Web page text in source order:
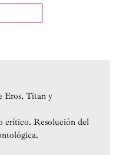
Eros, Titan y
crítico. Resolución del